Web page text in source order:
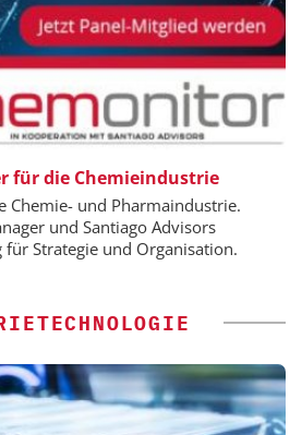
für die Chemieindustrie
Chemie- und Pharmaindustrie.
und Santiago Advisors
Strategie und Organisation.